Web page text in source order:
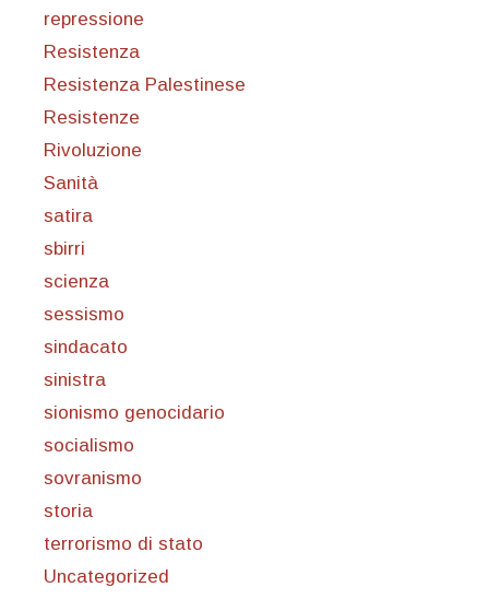
repressione
Resistenza
Resistenza Palestinese
Resistenze
Rivoluzione
Sanità
satira
sbirri
scienza
sessismo
sindacato
sinistra
sionismo genocidario
socialismo
sovranismo
storia
terrorismo di stato
Uncategorized